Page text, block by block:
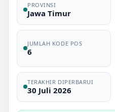
PROVINSI
Jawa Timur
JUMLAH KODE POS
6
TERAKHIR DIPERBARUI
30 Juli 2026